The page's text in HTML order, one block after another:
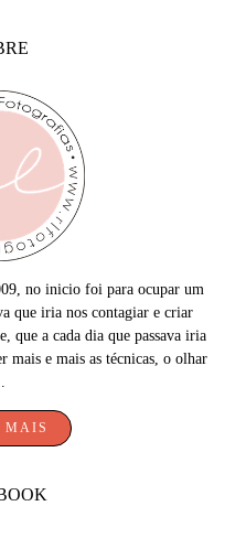
no inicio foi para ocupar um
que iria nos contagiar e criar
que a cada dia que passava iria
mais e mais as técnicas, o olhar
MAIS